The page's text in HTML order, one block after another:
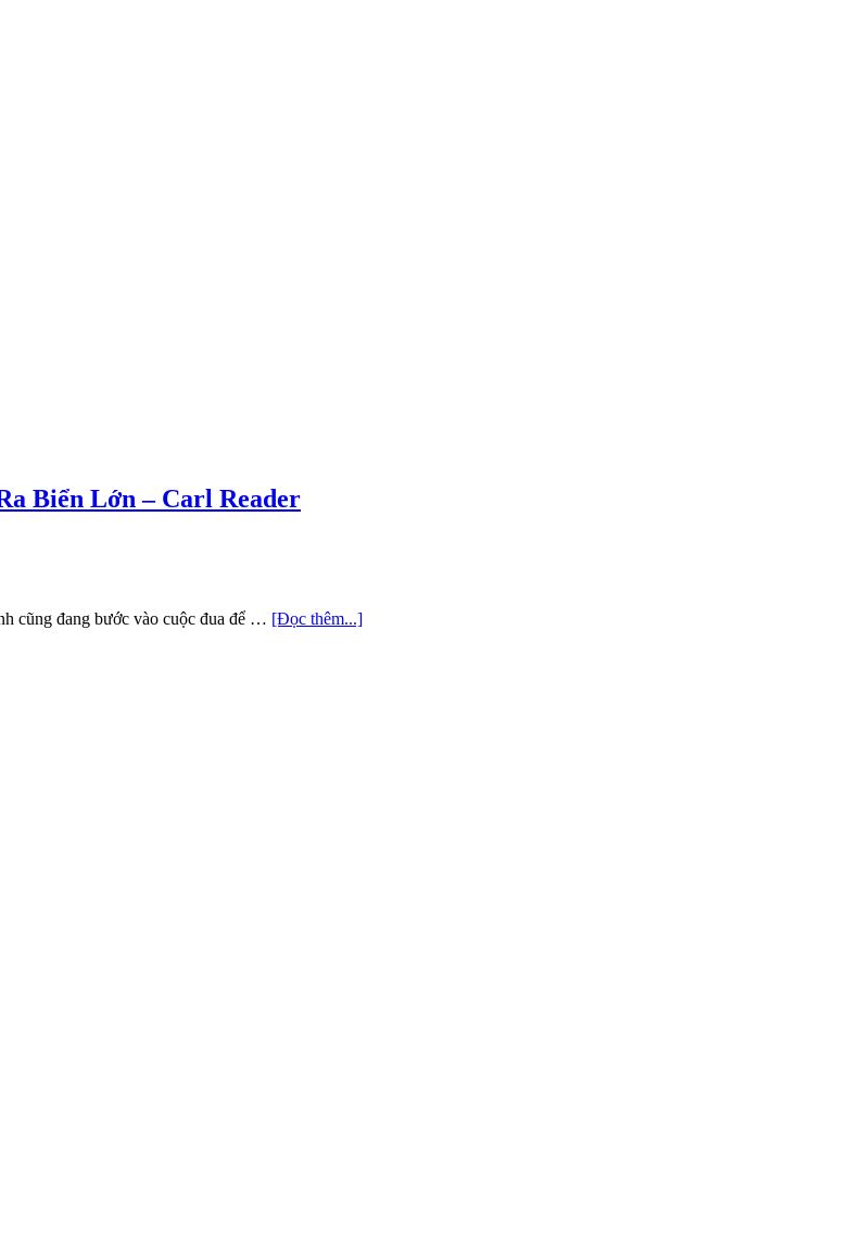
Biển Lớn – Carl Reader
cũng đang bước vào cuộc đua để … [Đọc thêm...]